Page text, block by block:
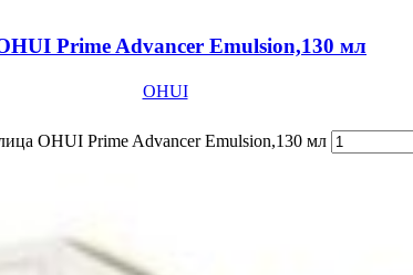
Prime Advancer Emulsion,130 мл
OHUI
OHUI Prime Advancer Emulsion,130 мл